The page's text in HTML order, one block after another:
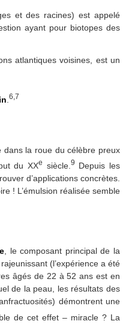
et des racines) est appelé
ayant pour biotopes des
atlantiques voisines, est un
6,7
la roue du célèbre preux
du XXe siècle. 9
Depuis les
d’applications concrètes.
! L’émulsion réalisée semble
, le composant principal de la
(l’expérience a été
âgés de 22 à 52 ans est en
de la peau, les résultats des
démontrent une
de cet effet – miracle ? La